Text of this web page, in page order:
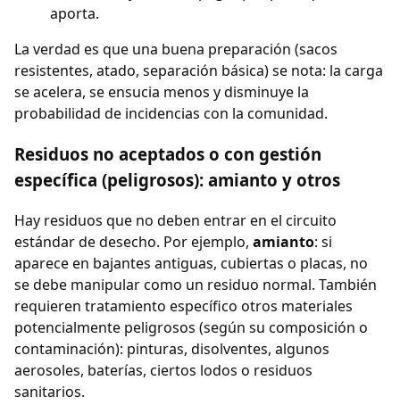
aporta.
La verdad es que una buena preparación (sacos
resistentes, atado, separación básica) se nota: la carga
se acelera, se ensucia menos y disminuye la
probabilidad de incidencias con la comunidad.
Residuos no aceptados o con gestión
específica (peligrosos): amianto y otros
Hay residuos que no deben entrar en el circuito
estándar de desecho. Por ejemplo, amianto: si
aparece en bajantes antiguas, cubiertas o placas, no
se debe manipular como un residuo normal. También
requieren tratamiento específico otros materiales
potencialmente peligrosos (según su composición o
contaminación): pinturas, disolventes, algunos
aerosoles, baterías, ciertos lodos o residuos
sanitarios.